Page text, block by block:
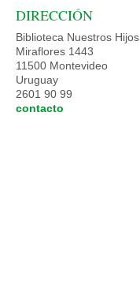
DIRECCIÓN
Biblioteca Nuestros Hijos
Miraflores 1443
11500 Montevideo
Uruguay
2601 90 99
contacto